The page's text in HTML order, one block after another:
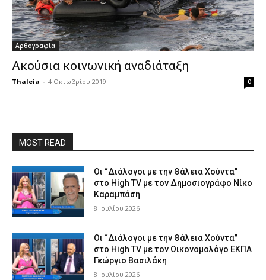
Αρθογραφία
Ακούσια κοινωνική αναδιάταξη
Thaleia - 4 Οκτωβρίου 2019 0
MOST READ
Οι “Διάλογοι με την Θάλεια Χούντα”
στο High TV με τον Δημοσιογράφο Νίκο
Καραμπάση
8 Ιουλίου 2026
Οι “Διάλογοι με την Θάλεια Χούντα”
στο High TV με τον Οικονομολόγο ΕΚΠΑ
Γεώργιο Βασιλάκη
8 Ιουλίου 2026